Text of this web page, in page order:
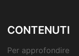
CONTENUTI
Per approfondire